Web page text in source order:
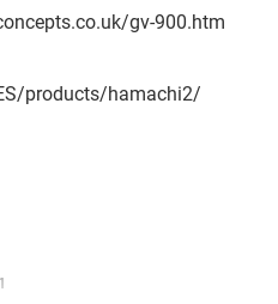
gv-900.htm
products/hamachi2/